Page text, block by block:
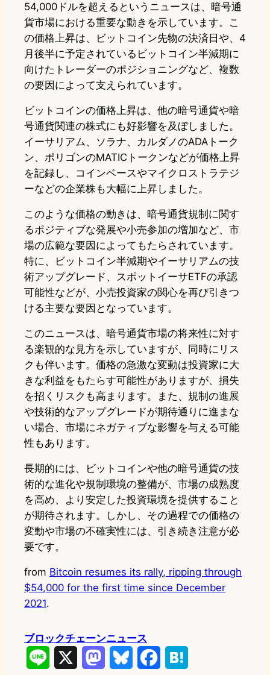
54,000ドルを超えるというニュースは、暗号通
貨市場における重要な動きを示しています。こ
の価格上昇は、ビットコイン先物の決済日や、4
月後半に予定されているビットコイン半減期に
向けたトレーダーのポジショニングなど、複数
の要因によって支えられています。
ビットコインの価格上昇は、他の暗号通貨や暗
号通貨関連の株式にも好影響を及ぼしました。
イーサリアム、ソラナ、カルダノのADAトーク
ン、ポリゴンのMATICトークンなどが価格上昇
を記録し、コインベースやマイクロストラテジ
ーなどの企業株も大幅に上昇しました。
このような価格の動きは、暗号通貨規制に関す
るポジティブな発展や小売参加の増加など、市
場の広範な要因によってもたらされています。
特に、ビットコイン半減期やイーサリアムの技
術アップグレード、スポットイーサETFの承認
可能性などが、小売投資家の関心を再び引きつ
ける主要な要因となっています。
このニュースは、暗号通貨市場の将来性に対す
る楽観的な見方を示していますが、同時にリス
クも伴います。価格の急激な変動は投資家に大
きな利益をもたらす可能性がありますが、損失
を招くリスクも高まります。また、規制の進展
や技術的なアップグレードが期待通りに進まな
い場合、市場にネガティブな影響を与える可能
性もあります。
長期的には、ビットコインや他の暗号通貨の技
術的な進化や規制環境の整備が、市場の成熟度
を高め、より安定した投資環境を提供すること
が期待されます。しかし、その過程での価格の
変動や市場の不確実性には、引き続き注意が必
要です。
from Bitcoin resumes its rally, ripping through
$54,000 for the first time since December
2021.
ブロックチェーンニュース